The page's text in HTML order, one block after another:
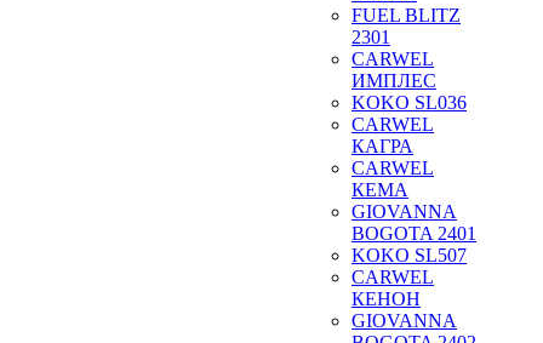
FUEL BLITZ
2301
CARWEL
ИМПЛЕС
KOKO SL036
CARWEL
КАГРА
CARWEL
КЕМА
GIOVANNA
BOGOTA 2401
KOKO SL507
CARWEL
КЕНОН
GIOVANNA